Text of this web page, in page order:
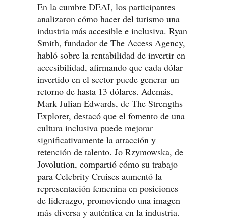
En la cumbre DEAI, los participantes
analizaron cómo hacer del turismo una
industria más accesible e inclusiva. Ryan
Smith, fundador de The Access Agency,
habló sobre la rentabilidad de invertir en
accesibilidad, afirmando que cada dólar
invertido en el sector puede generar un
retorno de hasta 13 dólares. Además,
Mark Julian Edwards, de The Strengths
Explorer, destacó que el fomento de una
cultura inclusiva puede mejorar
significativamente la atracción y
retención de talento. Jo Rzymowska, de
Jovolution, compartió cómo su trabajo
para Celebrity Cruises aumentó la
representación femenina en posiciones
de liderazgo, promoviendo una imagen
más diversa y auténtica en la industria.